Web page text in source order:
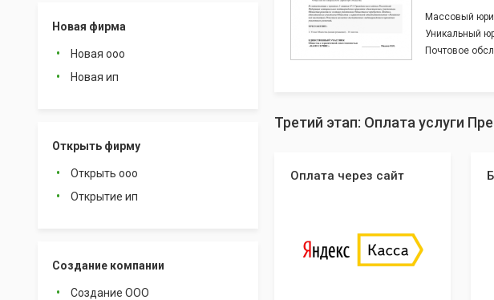
Новая фирма
Новая ооо
Новая ип
Открыть фирму
Открыть ооо
Открытие ип
Создание компании
Создание ООО
Массовый
Уникальный
Почтовое
Третий этап: Оплата услуги
Оплата через сайт